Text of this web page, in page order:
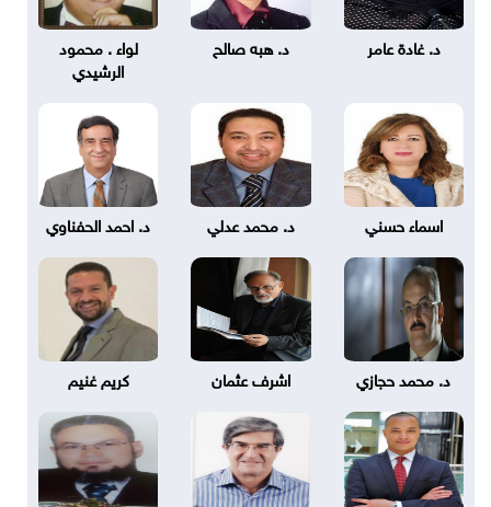
د. غادة عامر د. هبه صالح
لواء . محمود
الرشيدي
اسماء حسني د. محمد عدلي د. احمد الحفناوي
د. محمد حجازي اشرف عثمان كريم غنيم